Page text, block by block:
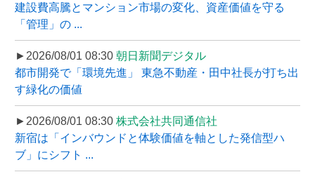
建設費高騰とマンション市場の変化、資産価値を守る
「管理」の ...
►2026/08/01 08:30 朝日新聞デジタル
都市開発で「環境先進」 東急不動産・田中社長が打ち出
す緑化の価値
►2026/08/01 08:30 株式会社共同通信社
新宿は「インバウンドと体験価値を軸とした発信型ハ
ブ」にシフト ...